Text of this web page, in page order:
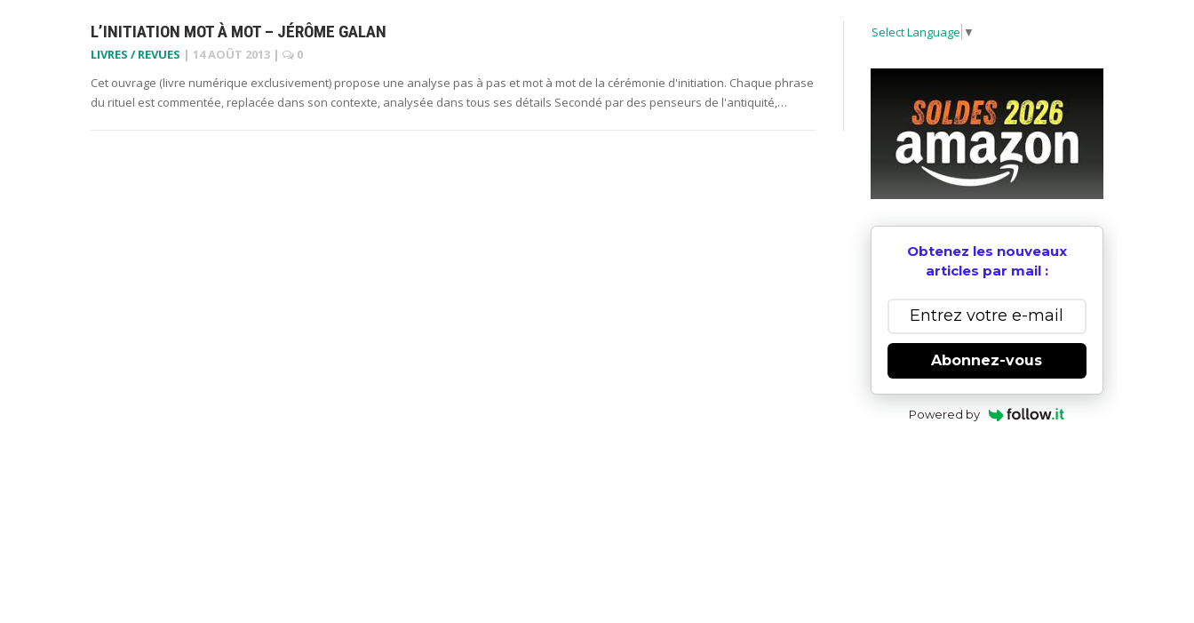
L’INITIATION MOT À MOT – JÉRÔME GALAN
LIVRES / REVUES | 14 AOÛT 2013 |
0
Cet ouvrage (livre numérique exclusivement) propose une analyse pas à pas et mot à mot de la cérémonie d'initiation. Chaque phrase
du rituel est commentée, replacée dans son contexte, analysée dans tous ses détails Secondé par des penseurs de l'antiquité,…
Select Language ▼
Obtenez les nouveaux
articles par mail :
Abonnez-vous
Powered by